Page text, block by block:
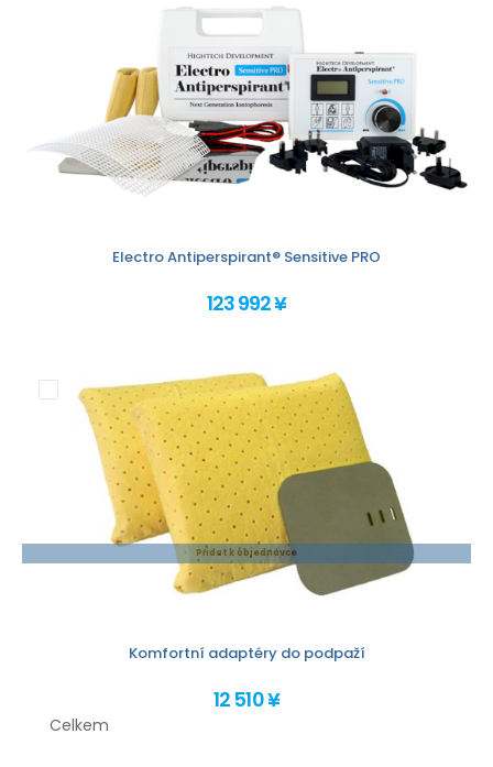
Electro Antiperspirant® Sensitive PRO
123 992 ¥
Přidat k objednávce
Komfortní adaptéry do podpaží
12 510 ¥
Celkem